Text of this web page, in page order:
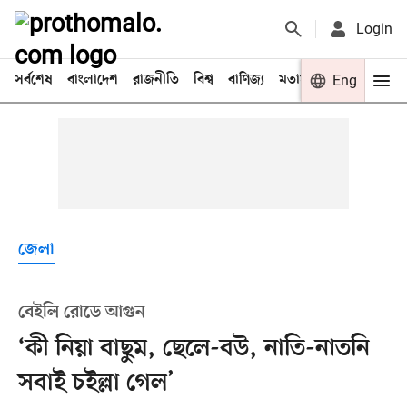
Login
সর্বশেষ বাংলাদেশ রাজনীতি বিশ্ব বাণিজ্য মতামত খেলা
Eng
জেলা
বেইলি রোডে আগুন
‘কী নিয়া বাছুম, ছেলে-বউ, নাতি-নাতনি
সবাই চইল্লা গেল’